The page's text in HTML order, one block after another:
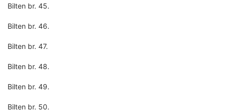
Bilten br. 45.
Bilten br. 46.
Bilten br. 47.
Bilten br. 48.
Bilten br. 49.
Bilten br. 50.